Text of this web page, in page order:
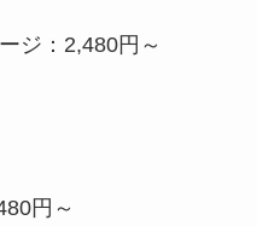
ジ：2,480円～
円～